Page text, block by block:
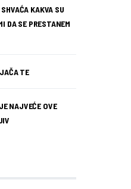
KAKVA SU
DA SE PRESTANEM
TE
NAJVEĆE OVE